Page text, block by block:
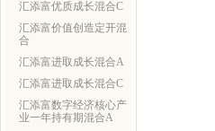
汇添富优质成长混合C
汇添富价值创造定开混
合
汇添富进取成长混合A
汇添富进取成长混合C
汇添富数字经济核心产
业一年持有期混合A